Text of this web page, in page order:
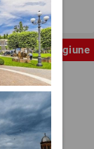
Stagiune